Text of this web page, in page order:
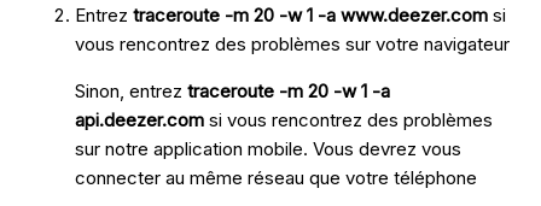
Entreztraceroute -m 20 -w 1 -a www.deezer.com si
vous rencontrez des problèmes sur votre navigateur
Sinon, entreztraceroute -m 20 -w 1 -a
api.deezer.com si vous rencontrez des problèmes
sur notre application mobile. Vous devrez vous
connecter au même réseau que votre téléphone